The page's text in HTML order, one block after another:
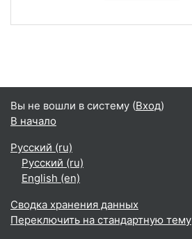
Вы не вошли в систему (Вход)
В начало
Русский ‎(ru)‎
Русский ‎(ru)‎
English ‎(en)‎
Сводка хранения данных
Переключить на стандартную тему